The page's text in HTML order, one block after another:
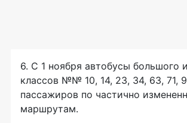
6. С 1 ноября автобусы большого
классов №№ 10, 14, 23, 34, 63, 71,
пассажиров по частично
маршрутам.